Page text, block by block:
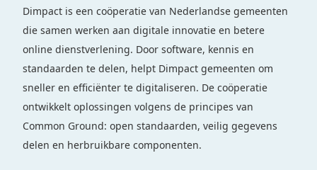
Dimpact is een coöperatie van Nederlandse gemeenten
die samen werken aan digitale innovatie en betere
online dienstverlening. Door software, kennis en
standaarden te delen, helpt Dimpact gemeenten om
sneller en efficiënter te digitaliseren. De coöperatie
ontwikkelt oplossingen volgens de principes van
Common Ground: open standaarden, veilig gegevens
delen en herbruikbare componenten.